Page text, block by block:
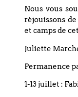
superstition. On
méfiance vis-à-vis
difficulté des
Nous vous
réjouissons
et camps de
Juliette
Permanence
1-13 juillet :